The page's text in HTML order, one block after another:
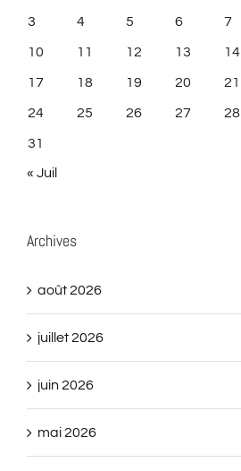
3 4 5 6 7
10 11 12 13 14
17 18 19 20 21
24 25 26 27 28
31
« Juil
Archives
août 2026
juillet 2026
juin 2026
mai 2026